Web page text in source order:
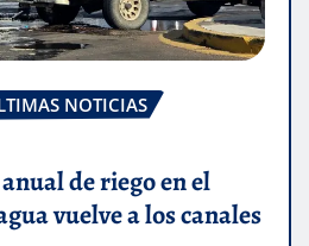
NOTICIAS
de riego en el
vuelve a los canales